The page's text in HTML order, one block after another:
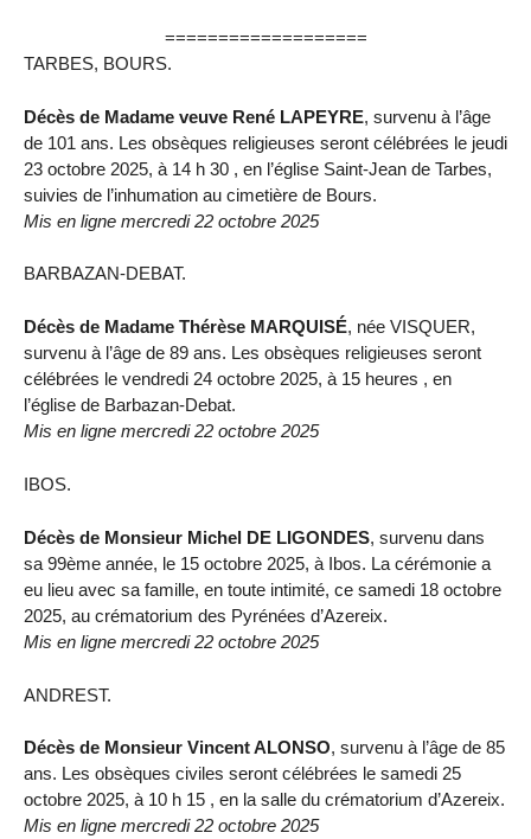
===================
TARBES, BOURS.
Décès de Madame veuve René LAPEYRE, survenu à l’âge
de 101 ans. Les obsèques religieuses seront célébrées le jeudi
23 octobre 2025, à 14 h 30 , en l’église Saint-Jean de Tarbes,
suivies de l’inhumation au cimetière de Bours.
Mis en ligne mercredi 22 octobre 2025
BARBAZAN-DEBAT.
Décès de Madame Thérèse MARQUISÉ, née VISQUER,
survenu à l’âge de 89 ans. Les obsèques religieuses seront
célébrées le vendredi 24 octobre 2025, à 15 heures , en
l’église de Barbazan-Debat.
Mis en ligne mercredi 22 octobre 2025
IBOS.
Décès de Monsieur Michel DE LIGONDES, survenu dans
sa 99ème année, le 15 octobre 2025, à Ibos. La cérémonie a
eu lieu avec sa famille, en toute intimité, ce samedi 18 octobre
2025, au crématorium des Pyrénées d’Azereix.
Mis en ligne mercredi 22 octobre 2025
ANDREST.
Décès de Monsieur Vincent ALONSO, survenu à l’âge de 85
ans. Les obsèques civiles seront célébrées le samedi 25
octobre 2025, à 10 h 15 , en la salle du crématorium d’Azereix.
Mis en ligne mercredi 22 octobre 2025